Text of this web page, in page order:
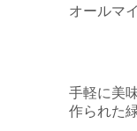
オールマ
手軽に美
作られた